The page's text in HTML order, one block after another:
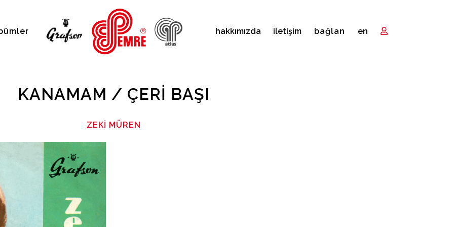
hakkımızda i̇letişim bağlan en
KANAMAM / ÇERI BAŞI
ZEKI MÜREN